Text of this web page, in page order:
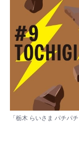
「栃木 らいさま パチパ